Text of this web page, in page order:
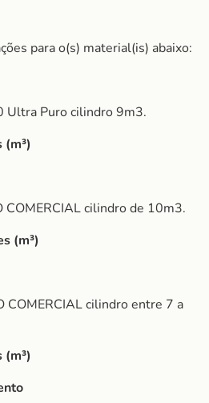
para o(s) material(is) abaixo:
Ultra Puro cilindro 9m3.
COMERCIAL cilindro de 10m3.
(m³)
COMERCIAL cilindro entre 7 a